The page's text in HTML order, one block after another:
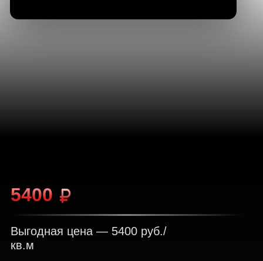
Выгодная цена — 5400 руб./
кв.м
5400